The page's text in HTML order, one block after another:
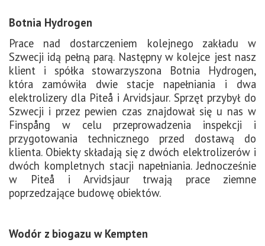
Botnia Hydrogen
Prace nad dostarczeniem kolejnego zakładu w
Szwecji idą pełną parą. Następny w kolejce jest nasz
klient i spółka stowarzyszona Botnia Hydrogen,
która zamówiła dwie stacje napełniania i dwa
elektrolizery dla Piteå i Arvidsjaur. Sprzęt przybył do
Szwecji i przez pewien czas znajdował się u nas w
Finspång w celu przeprowadzenia inspekcji i
przygotowania technicznego przed dostawą do
klienta. Obiekty składają się z dwóch elektrolizerów i
dwóch kompletnych stacji napełniania. Jednocześnie
w Piteå i Arvidsjaur trwają prace ziemne
poprzedzające budowę obiektów.
Wodór z biogazu w Kempten